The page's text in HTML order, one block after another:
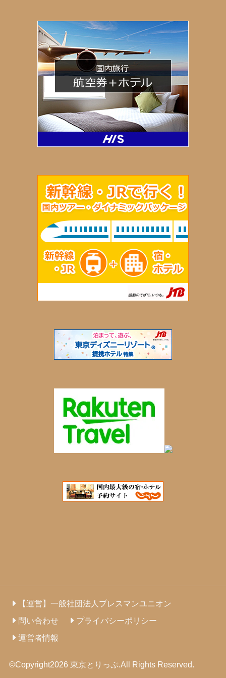
【運営】一般社団法人プレスマンユニオン
問い合わせ
プライバシーポリシー
運営者情報
©Copyright2026 東京とりっぷ.All Rights Reserved.